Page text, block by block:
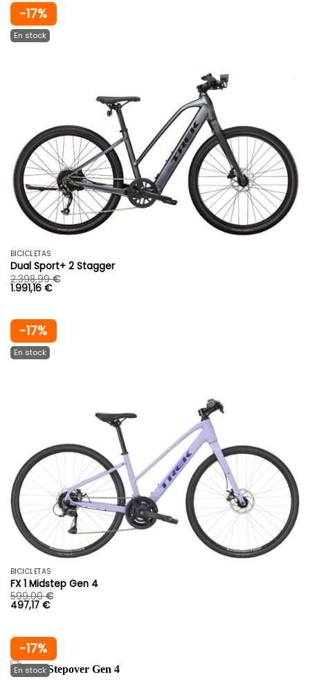
-17%
BICICLETAS
Dual Sport+ 2 Stagger
2.398,99€
1.991,16 €
-17%
BICICLETAS
FX 1 Midstep Gen 4
599,00€
497,17 €
-17%